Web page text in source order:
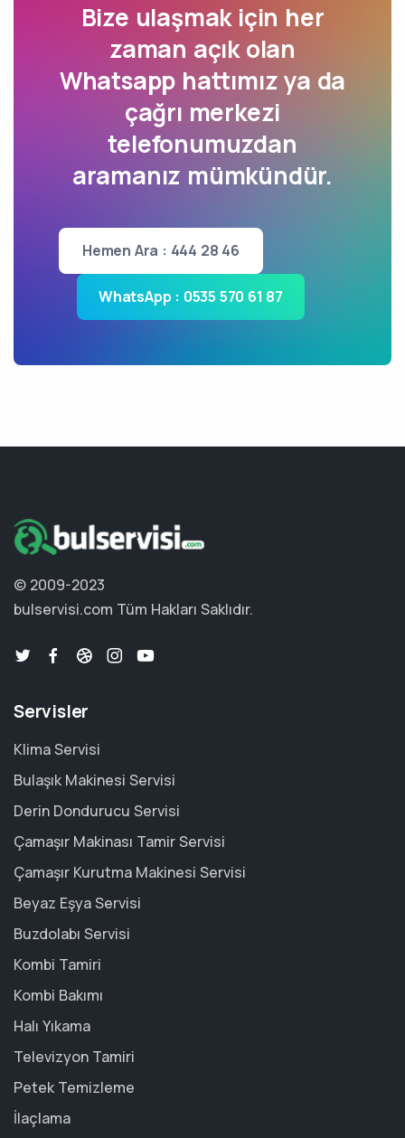
Bize ulaşmak için her
zaman açık olan
Whatsapp hattımız ya da
çağrı merkezi
telefonumuzdan
aramanız mümkündür.
Hemen Ara : 444 28 46
WhatsApp : 0535 570 61 87
© 2009-2023
bulservisi.com Tüm Hakları Saklıdır.
Servisler
Klima Servisi
Bulaşık Makinesi Servisi
Derin Dondurucu Servisi
Çamaşır Makinası Tamir Servisi
Çamaşır Kurutma Makinesi Servisi
Beyaz Eşya Servisi
Buzdolabı Servisi
Kombi Tamiri
Kombi Bakımı
Halı Yıkama
Televizyon Tamiri
Petek Temizleme
İlaçlama